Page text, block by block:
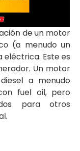
de un motor
(a menudo un
Este es
Un motor
a menudo
fuel oil, pero
para otros